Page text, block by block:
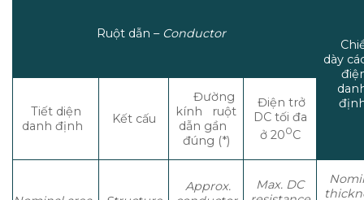
Ruột dẫn – Conductor
dày
Tiết diện
danh định
Kết cấu
Đường
kính ruột
dẫn gần
đúng (*)
Điện trở
DC tối đa
ở 200C
Approx.
Max. DC